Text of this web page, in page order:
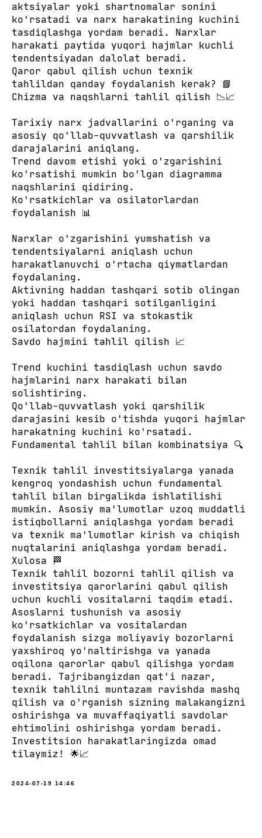
aktsiyalar yoki shartnomalar sonini
ko'rsatadi va narx harakatining kuchini
tasdiqlashga yordam beradi. Narxlar
harakati paytida yuqori hajmlar kuchli
tendentsiyadan dalolat beradi.
Qaror qabul qilish uchun texnik
tahlildan qanday foydalanish kerak? 📘
Chizma va naqshlarni tahlil qilish 📉📈
Tarixiy narx jadvallarini o'rganing va
asosiy qo'llab-quvvatlash va qarshilik
darajalarini aniqlang.
Trend davom etishi yoki o'zgarishini
ko'rsatishi mumkin bo'lgan diagramma
naqshlarini qidiring.
Ko'rsatkichlar va osilatorlardan
foydalanish 📊
Narxlar o'zgarishini yumshatish va
tendentsiyalarni aniqlash uchun
harakatlanuvchi o'rtacha qiymatlardan
foydalaning.
Aktivning haddan tashqari sotib olingan
yoki haddan tashqari sotilganligini
aniqlash uchun RSI va stokastik
osilatordan foydalaning.
Savdo hajmini tahlil qilish 📈
Trend kuchini tasdiqlash uchun savdo
hajmlarini narx harakati bilan
solishtiring.
Qo'llab-quvvatlash yoki qarshilik
darajasini kesib o'tishda yuqori hajmlar
harakatning kuchini ko'rsatadi.
Fundamental tahlil bilan kombinatsiya 🔍
Texnik tahlil investitsiyalarga yanada
kengroq yondashish uchun fundamental
tahlil bilan birgalikda ishlatilishi
mumkin. Asosiy ma'lumotlar uzoq muddatli
istiqbollarni aniqlashga yordam beradi
va texnik ma'lumotlar kirish va chiqish
nuqtalarini aniqlashga yordam beradi.
Xulosa 🏁
Texnik tahlil bozorni tahlil qilish va
investitsiya qarorlarini qabul qilish
uchun kuchli vositalarni taqdim etadi.
Asoslarni tushunish va asosiy
ko'rsatkichlar va vositalardan
foydalanish sizga moliyaviy bozorlarni
yaxshiroq yo'naltirishga va yanada
oqilona qarorlar qabul qilishga yordam
beradi. Tajribangizdan qat'i nazar,
texnik tahlilni muntazam ravishda mashq
qilish va o'rganish sizning malakangizni
oshirishga va muvaffaqiyatli savdolar
ehtimolini oshirishga yordam beradi.
Investitsion harakatlaringizda omad
tilaymiz! 🌟📈
2024-07-19 14:46